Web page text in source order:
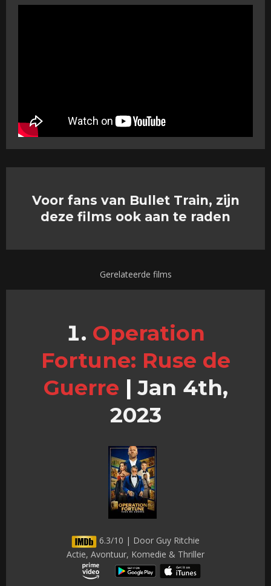
Voor fans van Bullet Train, zijn
deze films ook aan te raden
Gerelateerde films
Operation
Fortune: Ruse de
Guerre | Jan 4th,
2023
6.3/10 | Door Guy Ritchie
Actie, Avontuur, Komedie & Thriller